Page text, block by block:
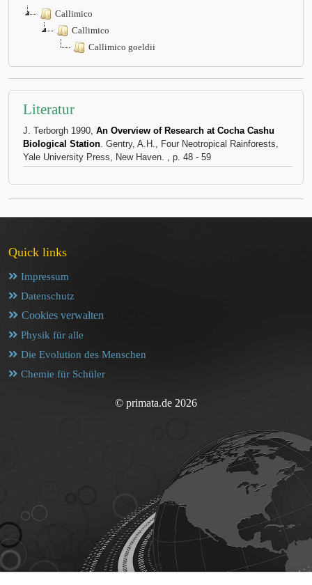
Callimico
Callimico
Callimico goeldii
Literatur
J. Terborgh 1990, An Overview of Research at Cocha Cashu
Biological Station. Gentry, A.H., Four Neotropical Rainforests,
Yale University Press, New Haven. , p. 48 - 59
Quick links
Impressum
Datenschutz
Cookies verwalten
Physik für alle
Die Evolution des Menschen
Chemie für Schüler
© primata.de 2026